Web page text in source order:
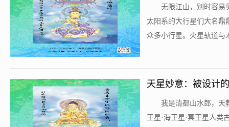
无限江山，别时容易
太阳系的大行星们大名鼎
众多小行星。火星轨道
天星妙意：被设计
我是清都山水郎，天
王星·海王星·冥王星人